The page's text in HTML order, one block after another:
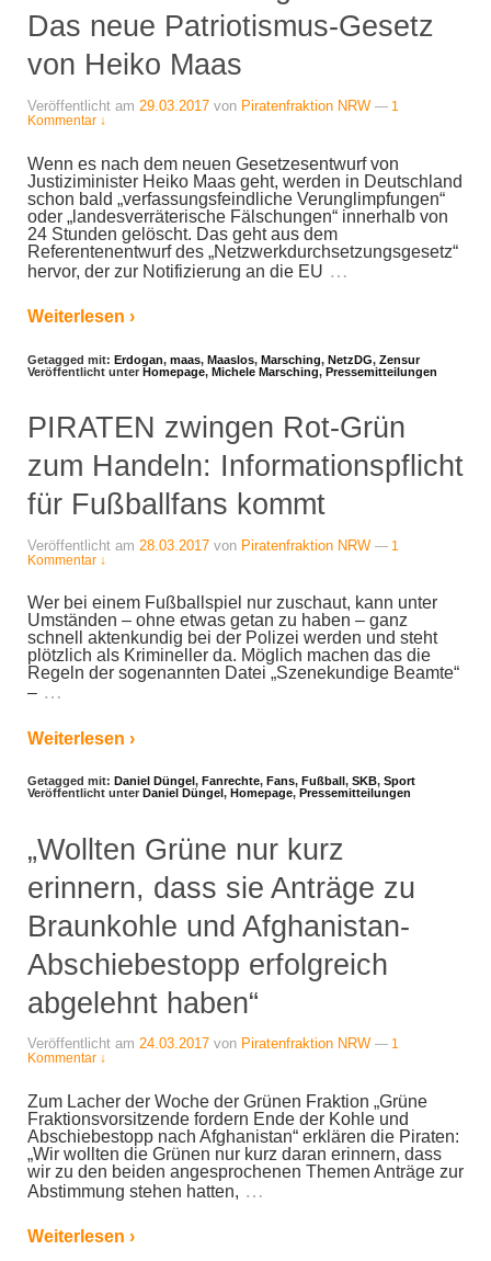
Das neue Patriotismus-Gesetz
von Heiko Maas
Veröffentlicht am 29.03.2017 von Piratenfraktion NRW — 1
Kommentar ↓
Wenn es nach dem neuen Gesetzesentwurf von
Justiziminister Heiko Maas geht, werden in Deutschland
schon bald „verfassungsfeindliche Verunglimpfungen“
oder „landesverräterische Fälschungen“ innerhalb von
24 Stunden gelöscht. Das geht aus dem
Referentenentwurf des „Netzwerkdurchsetzungsgesetz“
hervor, der zur Notifizierung an die EU …
Weiterlesen ›
Getagged mit: Erdogan, maas, Maaslos, Marsching, NetzDG, Zensur
Veröffentlicht unter Homepage, Michele Marsching, Pressemitteilungen
PIRATEN zwingen Rot-Grün
zum Handeln: Informationspflicht
für Fußballfans kommt
Veröffentlicht am 28.03.2017 von Piratenfraktion NRW — 1
Kommentar ↓
Wer bei einem Fußballspiel nur zuschaut, kann unter
Umständen – ohne etwas getan zu haben – ganz
schnell aktenkundig bei der Polizei werden und steht
plötzlich als Krimineller da. Möglich machen das die
Regeln der sogenannten Datei „Szenekundige Beamte“
– …
Weiterlesen ›
Getagged mit: Daniel Düngel , Fanrechte, Fans, Fußball , SKB, Sport
Veröffentlicht unter Daniel Düngel , Homepage, Pressemitteilungen
„Wollten Grüne nur kurz
erinnern, dass sie Anträge zu
Braunkohle und Afghanistan-
Abschiebestopp erfolgreich
abgelehnt haben“
Veröffentlicht am 24.03.2017 von Piratenfraktion NRW — 1
Kommentar ↓
Zum Lacher der Woche der Grünen Fraktion „Grüne
Fraktionsvorsitzende fordern Ende der Kohle und
Abschiebestopp nach Afghanistan“ erklären die Piraten:
„Wir wollten die Grünen nur kurz daran erinnern, dass
wir zu den beiden angesprochenen Themen Anträge zur
Abstimmung stehen hatten, …
Weiterlesen ›